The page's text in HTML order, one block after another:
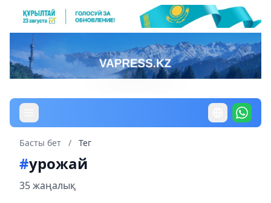
Басты бет / Тег
#урожай
35 жаңалық